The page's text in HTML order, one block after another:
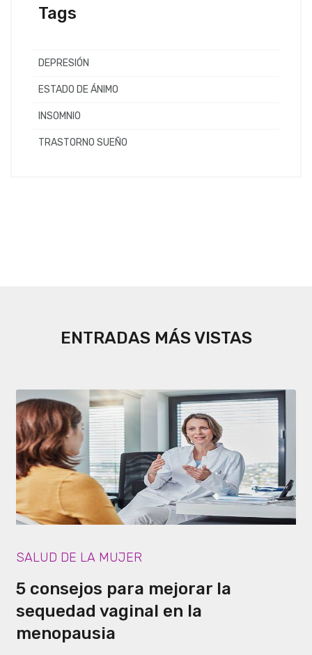
Tags
DEPRESIÓN
ESTADO DE ÁNIMO
INSOMNIO
TRASTORNO SUEÑO
ENTRADAS MÁS VISTAS
SALUD DE LA MUJER
5 consejos para mejorar la
sequedad vaginal en la
menopausia